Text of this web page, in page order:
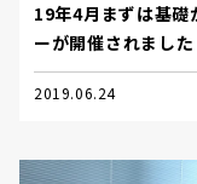
19年4月まずは基礎
ーが開催されました
2019.06.24